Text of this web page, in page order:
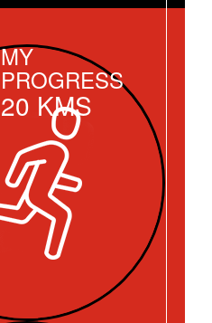
MY
PROGRESS
20 KMS